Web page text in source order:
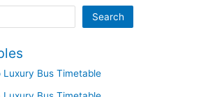
Search
Luxury Bus Timetable